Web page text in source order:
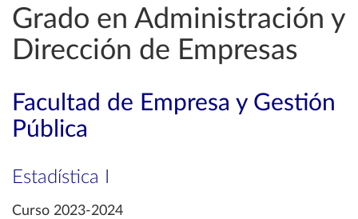
Grado en Administración y
Dirección de Empresas
Facultad de Empresa y Gestión
Pública
Estadística I
Curso 2023-2024